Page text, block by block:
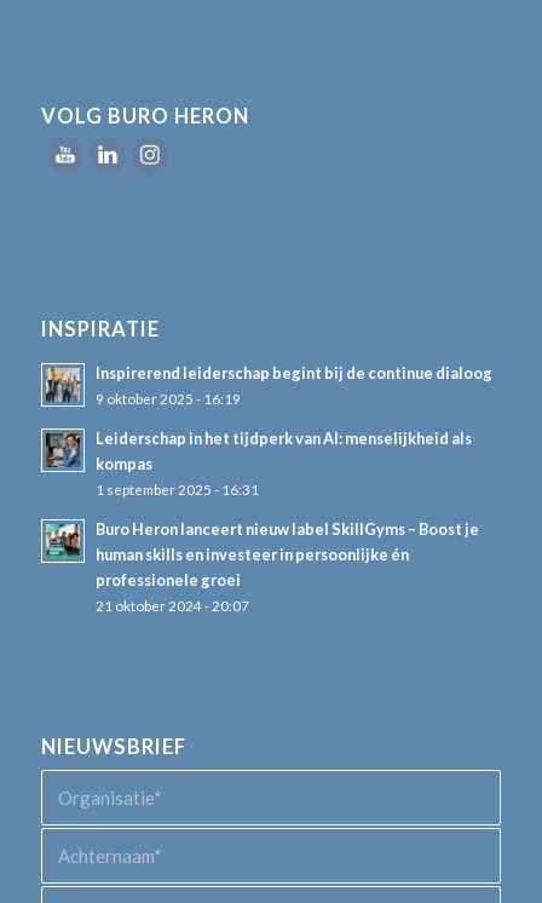
VOLG BURO HERON
INSPIRATIE
Inspirerend leiderschap begint bij de continue dialoog
9 oktober 2025 - 16:19
Leiderschap in het tijdperk van AI: menselijkheid als
kompas
1 september 2025 - 16:31
Buro Heron lanceert nieuw label SkillGyms – Boost je
human skills en investeer in persoonlijke én
professionele groei
21 oktober 2024 - 20:07
NIEUWSBRIEF